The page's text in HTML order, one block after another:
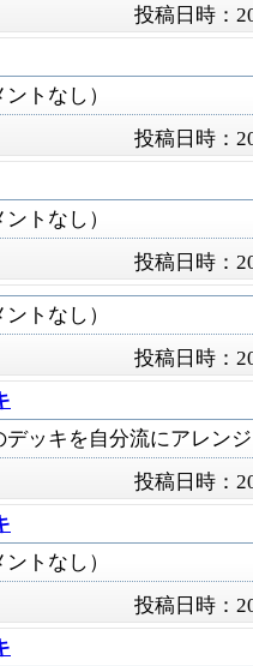
投稿日時：
ントなし）
投稿日時：
ントなし）
投稿日時：
ントなし）
投稿日時：
デッキを自分流にアレンジ
投稿日時：
ントなし）
投稿日時：